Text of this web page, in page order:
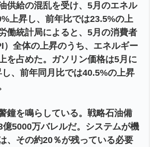
供給の混乱を受け、5月のエネル
上昇し、前年比では23.5%の上
働統計局によると、5月の消費者
）全体の上昇のうち、エネルギー
を占めた。ガソリン価格は5月に
、前年同月比では40.5%の上昇
鐘を鳴らしている。戦略石油備
億5000万バレルだ。システムが機
、その約20％が残っている必要